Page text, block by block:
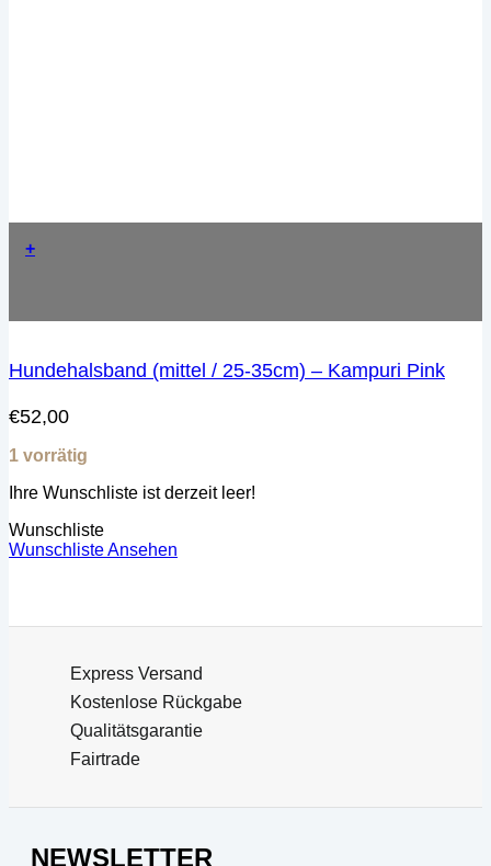
+
Hundehalsband (mittel / 25-35cm) – Kampuri Pink
€52,00
1 vorrätig
Ihre Wunschliste ist derzeit leer!
Wunschliste
Wunschliste Ansehen
Express Versand
Kostenlose Rückgabe
Qualitätsgarantie
Fairtrade
NEWSLETTER